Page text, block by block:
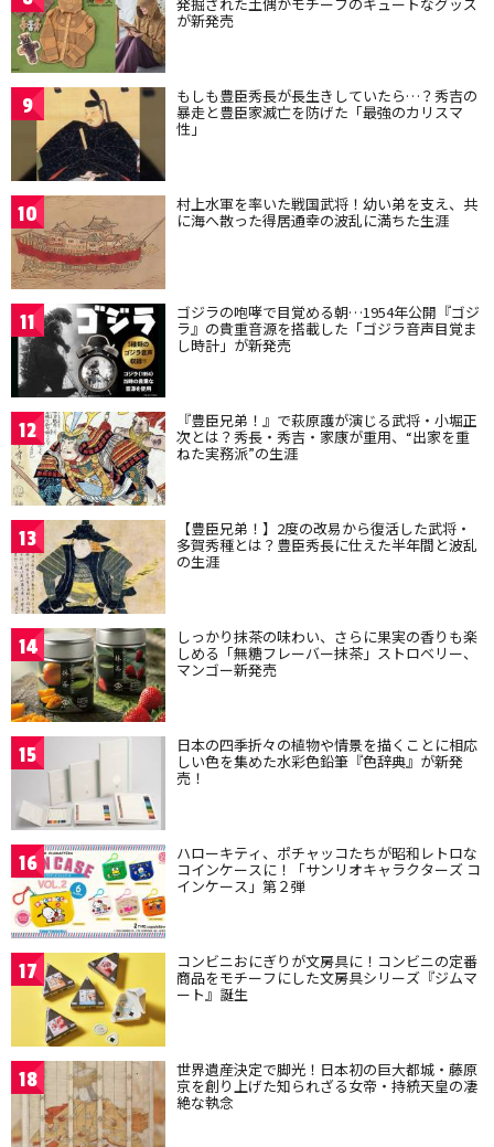
発掘された土偶がモチーフのキュートなグッズ
が新発売
9 もしも豊臣秀長が長生きしていたら…？秀吉の
暴走と豊臣家滅亡を防げた「最強のカリスマ
性」
10 村上水軍を率いた戦国武将！幼い弟を支え、共
に海へ散った得居通幸の波乱に満ちた生涯
11 ゴジラの咆哮で目覚める朝…1954年公開『ゴジ
ラ』の貴重音源を搭載した「ゴジラ音声目覚ま
し時計」が新発売
12 『豊臣兄弟！』で萩原護が演じる武将・小堀正
次とは？秀長・秀吉・家康が重用、“出家を重
ねた実務派”の生涯
13 【豊臣兄弟！】2度の改易から復活した武将・
多賀秀種とは？豊臣秀長に仕えた半年間と波乱
の生涯
14 しっかり抹茶の味わい、さらに果実の香りも楽
しめる「無糖フレーバー抹茶」ストロベリー、
マンゴー新発売
15 日本の四季折々の植物や情景を描くことに相応
しい色を集めた水彩色鉛筆『色辞典』が新発
売！
16 ハローキティ、ポチャッコたちが昭和レトロな
コインケースに！「サンリオキャラクターズ コ
インケース」第２弾
17 コンビニおにぎりが文房具に！コンビニの定番
商品をモチーフにした文房具シリーズ『ジムマ
ート』誕生
18 世界遺産決定で脚光！日本初の巨大都城・藤原
京を創り上げた知られざる女帝・持統天皇の凄
絶な執念